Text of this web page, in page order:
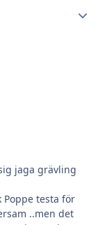
jaga grävling
testa för
..men det